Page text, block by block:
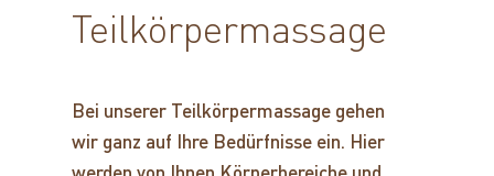
Teilkörpermassage
Bei unserer Teilkörpermassage gehen
wir ganz auf Ihre Bedürfnisse ein. Hier